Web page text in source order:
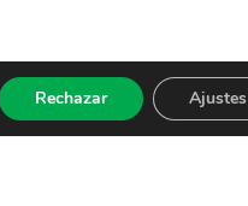
Rechazar Ajustes